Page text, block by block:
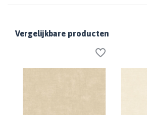
Vergelijkbare producten